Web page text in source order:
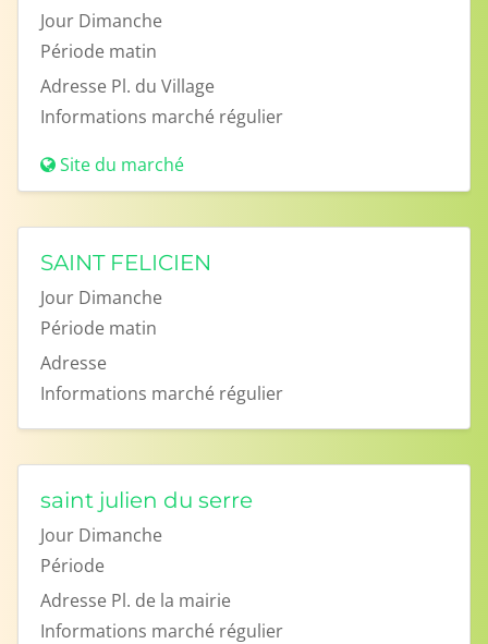
Jour Dimanche
Période matin
Adresse Pl. du Village
Informations marché régulier
Site du marché
SAINT FELICIEN
Jour Dimanche
Période matin
Adresse
Informations marché régulier
saint julien du serre
Jour Dimanche
Période
Adresse Pl. de la mairie
Informations marché régulier